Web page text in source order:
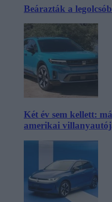
Beárazták a
Két év sem kellett:
amerikai